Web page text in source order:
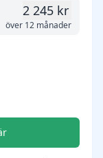
2 245 kr
över 12 månader